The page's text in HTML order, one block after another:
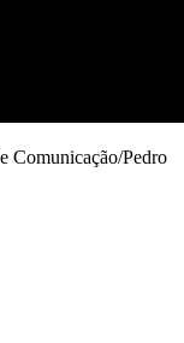
Comunicação/Pedro